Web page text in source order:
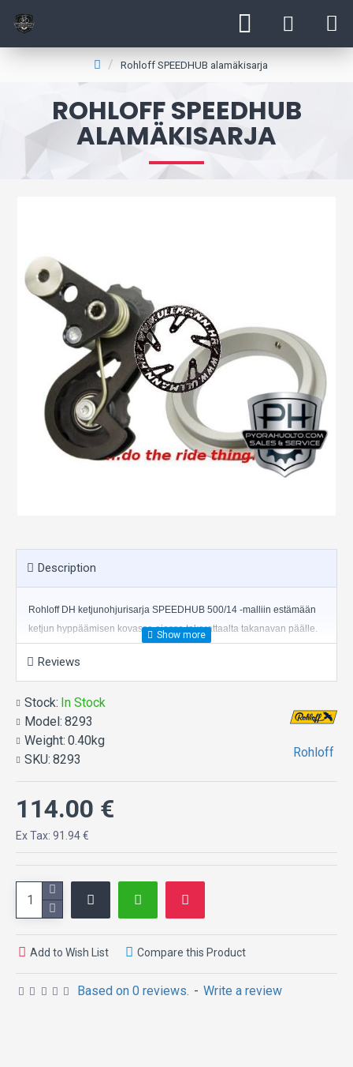
Rohloff SPEEDHUB alamäkisarja
ROHLOFF SPEEDHUB
ALAMÄKISARJA
Description
Rohloff DH ketjunohjurisarja SPEEDHUB 500/14 -malliin estämään
ketjun hyppäämisen kovassa ajossa takarattaalta takanavan päälle.
Tätä sarjaa voidaan käyttää yhdessä vain 15, 16 ja 17-hampaisten
Reviews
Stock: In Stock
Model: 8293
Weight: 0.40kg
SKU: 8293 Rohloff
Based on 0 reviews. - Write a review
114.00 €
Ex Tax: 91.94 €
Add to Wish List Compare this Product